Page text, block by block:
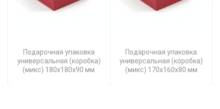
Подарочная упаковка
универсальная (коробка)
(микс) 180х180х90 мм
Подарочная упаковка
универсальная (коробка)
(микс) 170х160х80 мм